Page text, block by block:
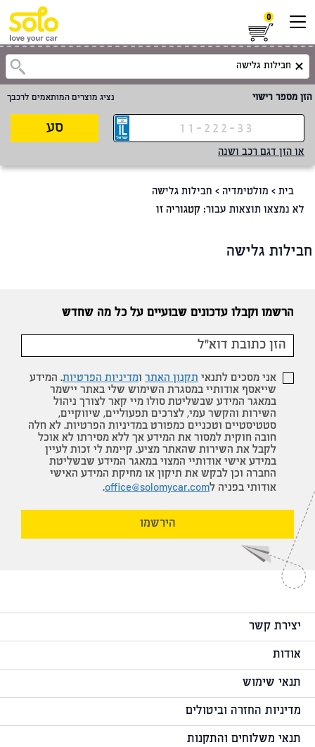
0
הזן מספר רישוי נציג מוצרים המותאמים לרכבך
סע
או הזן דגם רכב ושנה
בית > מולטימדיה > חבילות גלישה
לא נמצאו תוצאות עבור: קטגוריה זו
חבילות גלישה
הרשמו וקבלו עדכונים שבועיים על כל מה שחדש
אני מסכים לתנאי תקנון האתר ומדיניות הפרטיות. המידע
שייאסף אודותיי במסגרת השימוש שלי באתר יישמר
במאגר המידע שבשליטת סולו מיי קאר לצורך ניהול
השירות והקשר עמי, לצרכים תפעוליים, שיווקיים,
סטטיסטיים וטכניים כמפורט במדיניות הפרטיות. לא חלה
חובה חוקית למסור את המידע אך ללא מסירתו לא אוכל
לקבל את השירות שהאתר מציע. קיימת לי זכות לעיין
במידע אישי אודותיי המצוי במאגר המידע שבשליטת
החברה וכן לבקש את תיקון או מחיקת המידע האישי
אודותי בפניה לoffice@solomycar.com
.
הירשמו
יצירת קשר
אודות
תנאי שימוש
מדיניות החזרה וביטולים
תנאי משלוחים והתקנות